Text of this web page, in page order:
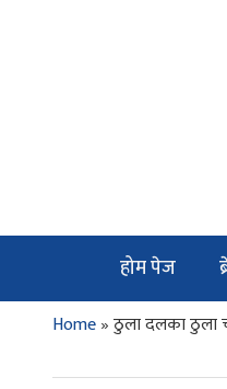
होम पेज
Home»ठुला दलका ठुला